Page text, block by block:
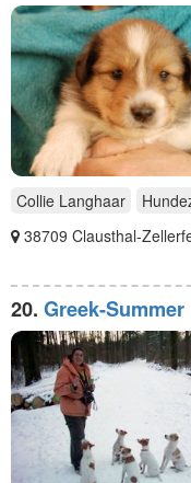
Collie Langhaar
38709 Clausthal-
20. Greek-Summer